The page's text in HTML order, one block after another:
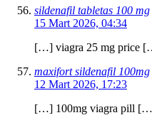
sildenafil tabletas 100 mg
15 Mart 2026, 04:34
[…] viagra 25 mg price
maxifort sildenafil 100mg
12 Mart 2026, 17:23
[…] 100mg viagra pill